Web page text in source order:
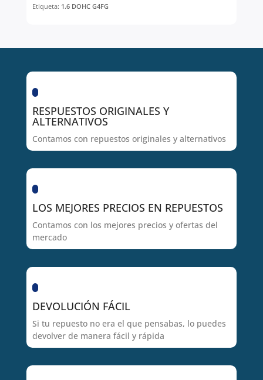
Etiqueta: 1.6 DOHC G4FG
RESPUESTOS ORIGINALES Y
ALTERNATIVOS
Contamos con repuestos originales y alternativos
LOS MEJORES PRECIOS EN REPUESTOS
Contamos con los mejores precios y ofertas del
mercado
DEVOLUCIÓN FÁCIL
Si tu repuesto no era el que pensabas, lo puedes
devolver de manera fácil y rápida